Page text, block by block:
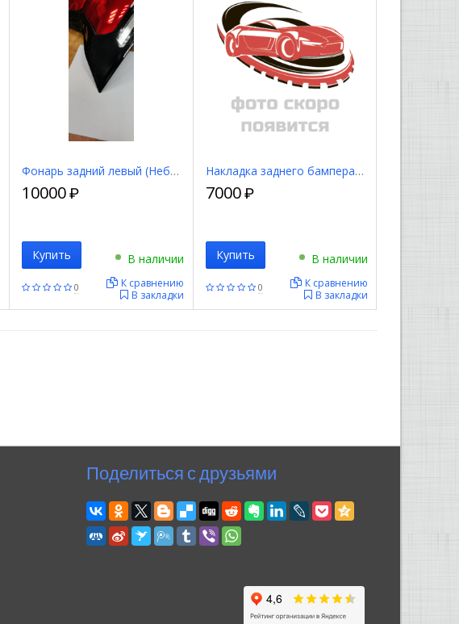
Фонарь задний левый (Небольшой дефект) 8156160C30
0
10000₽
В наличии
В закладки
К сравнению
Купить
Накладка заднего бампера (Новая. Есть потертость) 5245342010
0
7000₽
В наличии
В закладки
К сравнению
Купить
Поделиться с друзьями